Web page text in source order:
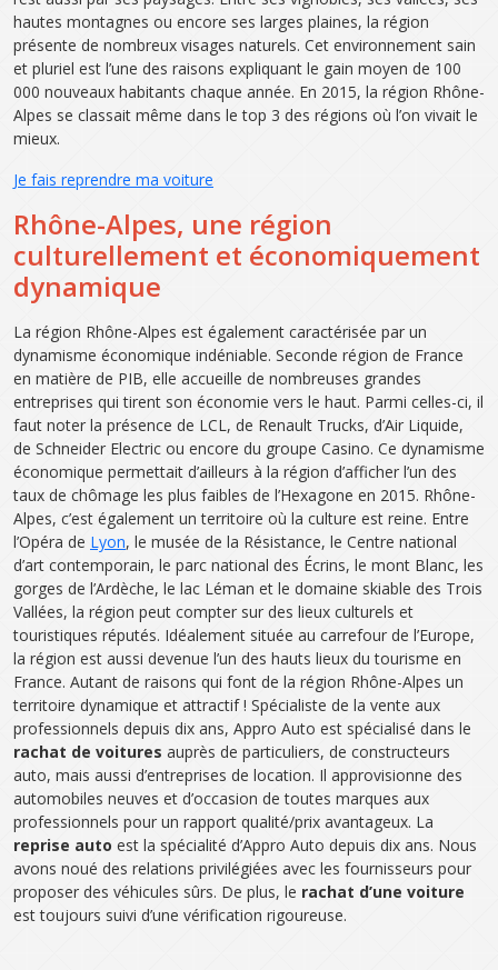
hautes montagnes ou encore ses larges plaines, la région
présente de nombreux visages naturels. Cet environnement sain
et pluriel est l’une des raisons expliquant le gain moyen de 100
000 nouveaux habitants chaque année. En 2015, la région Rhône-
Alpes se classait même dans le top 3 des régions où l’on vivait le
mieux.
Je fais reprendre ma voiture
Rhône-Alpes, une région
culturellement et économiquement
dynamique
La région Rhône-Alpes est également caractérisée par un
dynamisme économique indéniable. Seconde région de France
en matière de PIB, elle accueille de nombreuses grandes
entreprises qui tirent son économie vers le haut. Parmi celles-ci, il
faut noter la présence de LCL, de Renault Trucks, d’Air Liquide,
de Schneider Electric ou encore du groupe Casino. Ce dynamisme
économique permettait d’ailleurs à la région d’afficher l’un des
taux de chômage les plus faibles de l’Hexagone en 2015. Rhône-
Alpes, c’est également un territoire où la culture est reine. Entre
l’Opéra de Lyon, le musée de la Résistance, le Centre national
d’art contemporain, le parc national des Écrins, le mont Blanc, les
gorges de l’Ardèche, le lac Léman et le domaine skiable des Trois
Vallées, la région peut compter sur des lieux culturels et
touristiques réputés. Idéalement située au carrefour de l’Europe,
la région est aussi devenue l’un des hauts lieux du tourisme en
France. Autant de raisons qui font de la région Rhône-Alpes un
territoire dynamique et attractif ! Spécialiste de la vente aux
professionnels depuis dix ans, Appro Auto est spécialisé dans le
rachat de voitures auprès de particuliers, de constructeurs
auto, mais aussi d’entreprises de location. Il approvisionne des
automobiles neuves et d’occasion de toutes marques aux
professionnels pour un rapport qualité/prix avantageux. La
reprise auto est la spécialité d’Appro Auto depuis dix ans. Nous
avons noué des relations privilégiées avec les fournisseurs pour
proposer des véhicules sûrs. De plus, le rachat d’une voiture
est toujours suivi d’une vérification rigoureuse.